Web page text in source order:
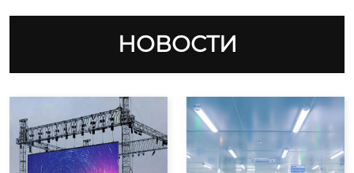
НОВОСТИ